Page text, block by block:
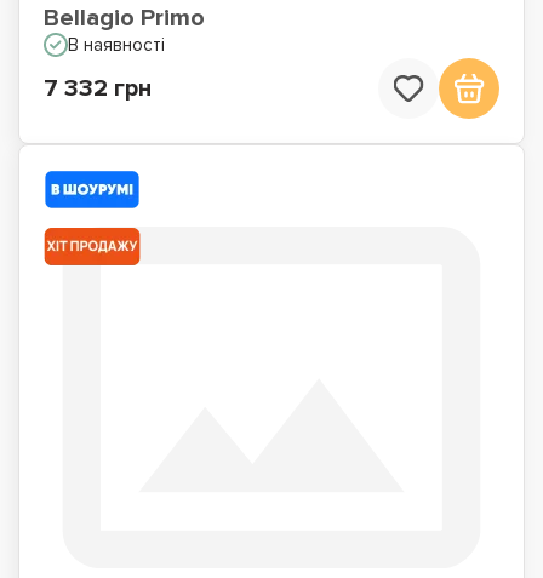
Bellagio Primo
В наявності
7 332 грн